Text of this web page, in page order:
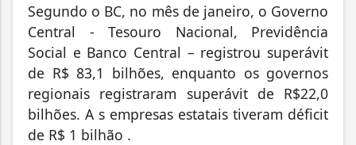
Segundo o BC, no mês de janeiro, o Governo
Central - Tesouro Nacional, Previdência
Social e Banco Central – registrou superávit
de R$ 83,1 bilhões, enquanto os governos
regionais registraram superávit de R$22,0
bilhões. A s empresas estatais tiveram déficit
de R$ 1 bilhão .